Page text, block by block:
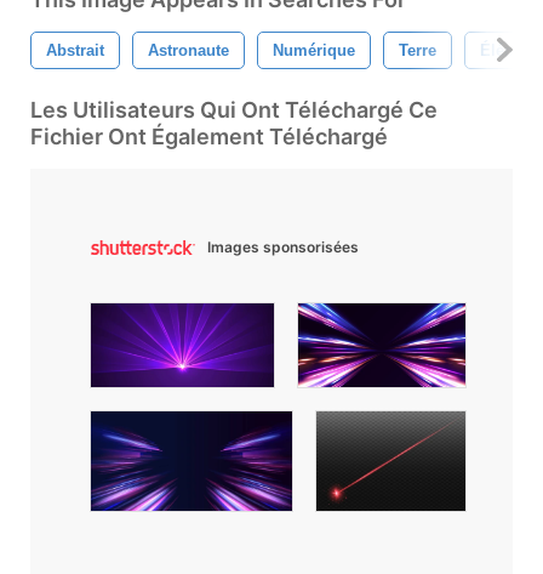
Abstrait Astronaute Numérique Terre Élément
Les Utilisateurs Qui Ont Téléchargé Ce
Fichier Ont Également Téléchargé
Images sponsorisées